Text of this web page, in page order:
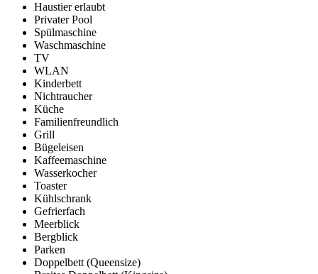
Haustier erlaubt
Privater Pool
Spülmaschine
Waschmaschine
TV
WLAN
Kinderbett
Nichtraucher
Küche
Familienfreundlich
Grill
Bügeleisen
Kaffeemaschine
Wasserkocher
Toaster
Kühlschrank
Gefrierfach
Meerblick
Bergblick
Parken
Doppelbett (Queensize)